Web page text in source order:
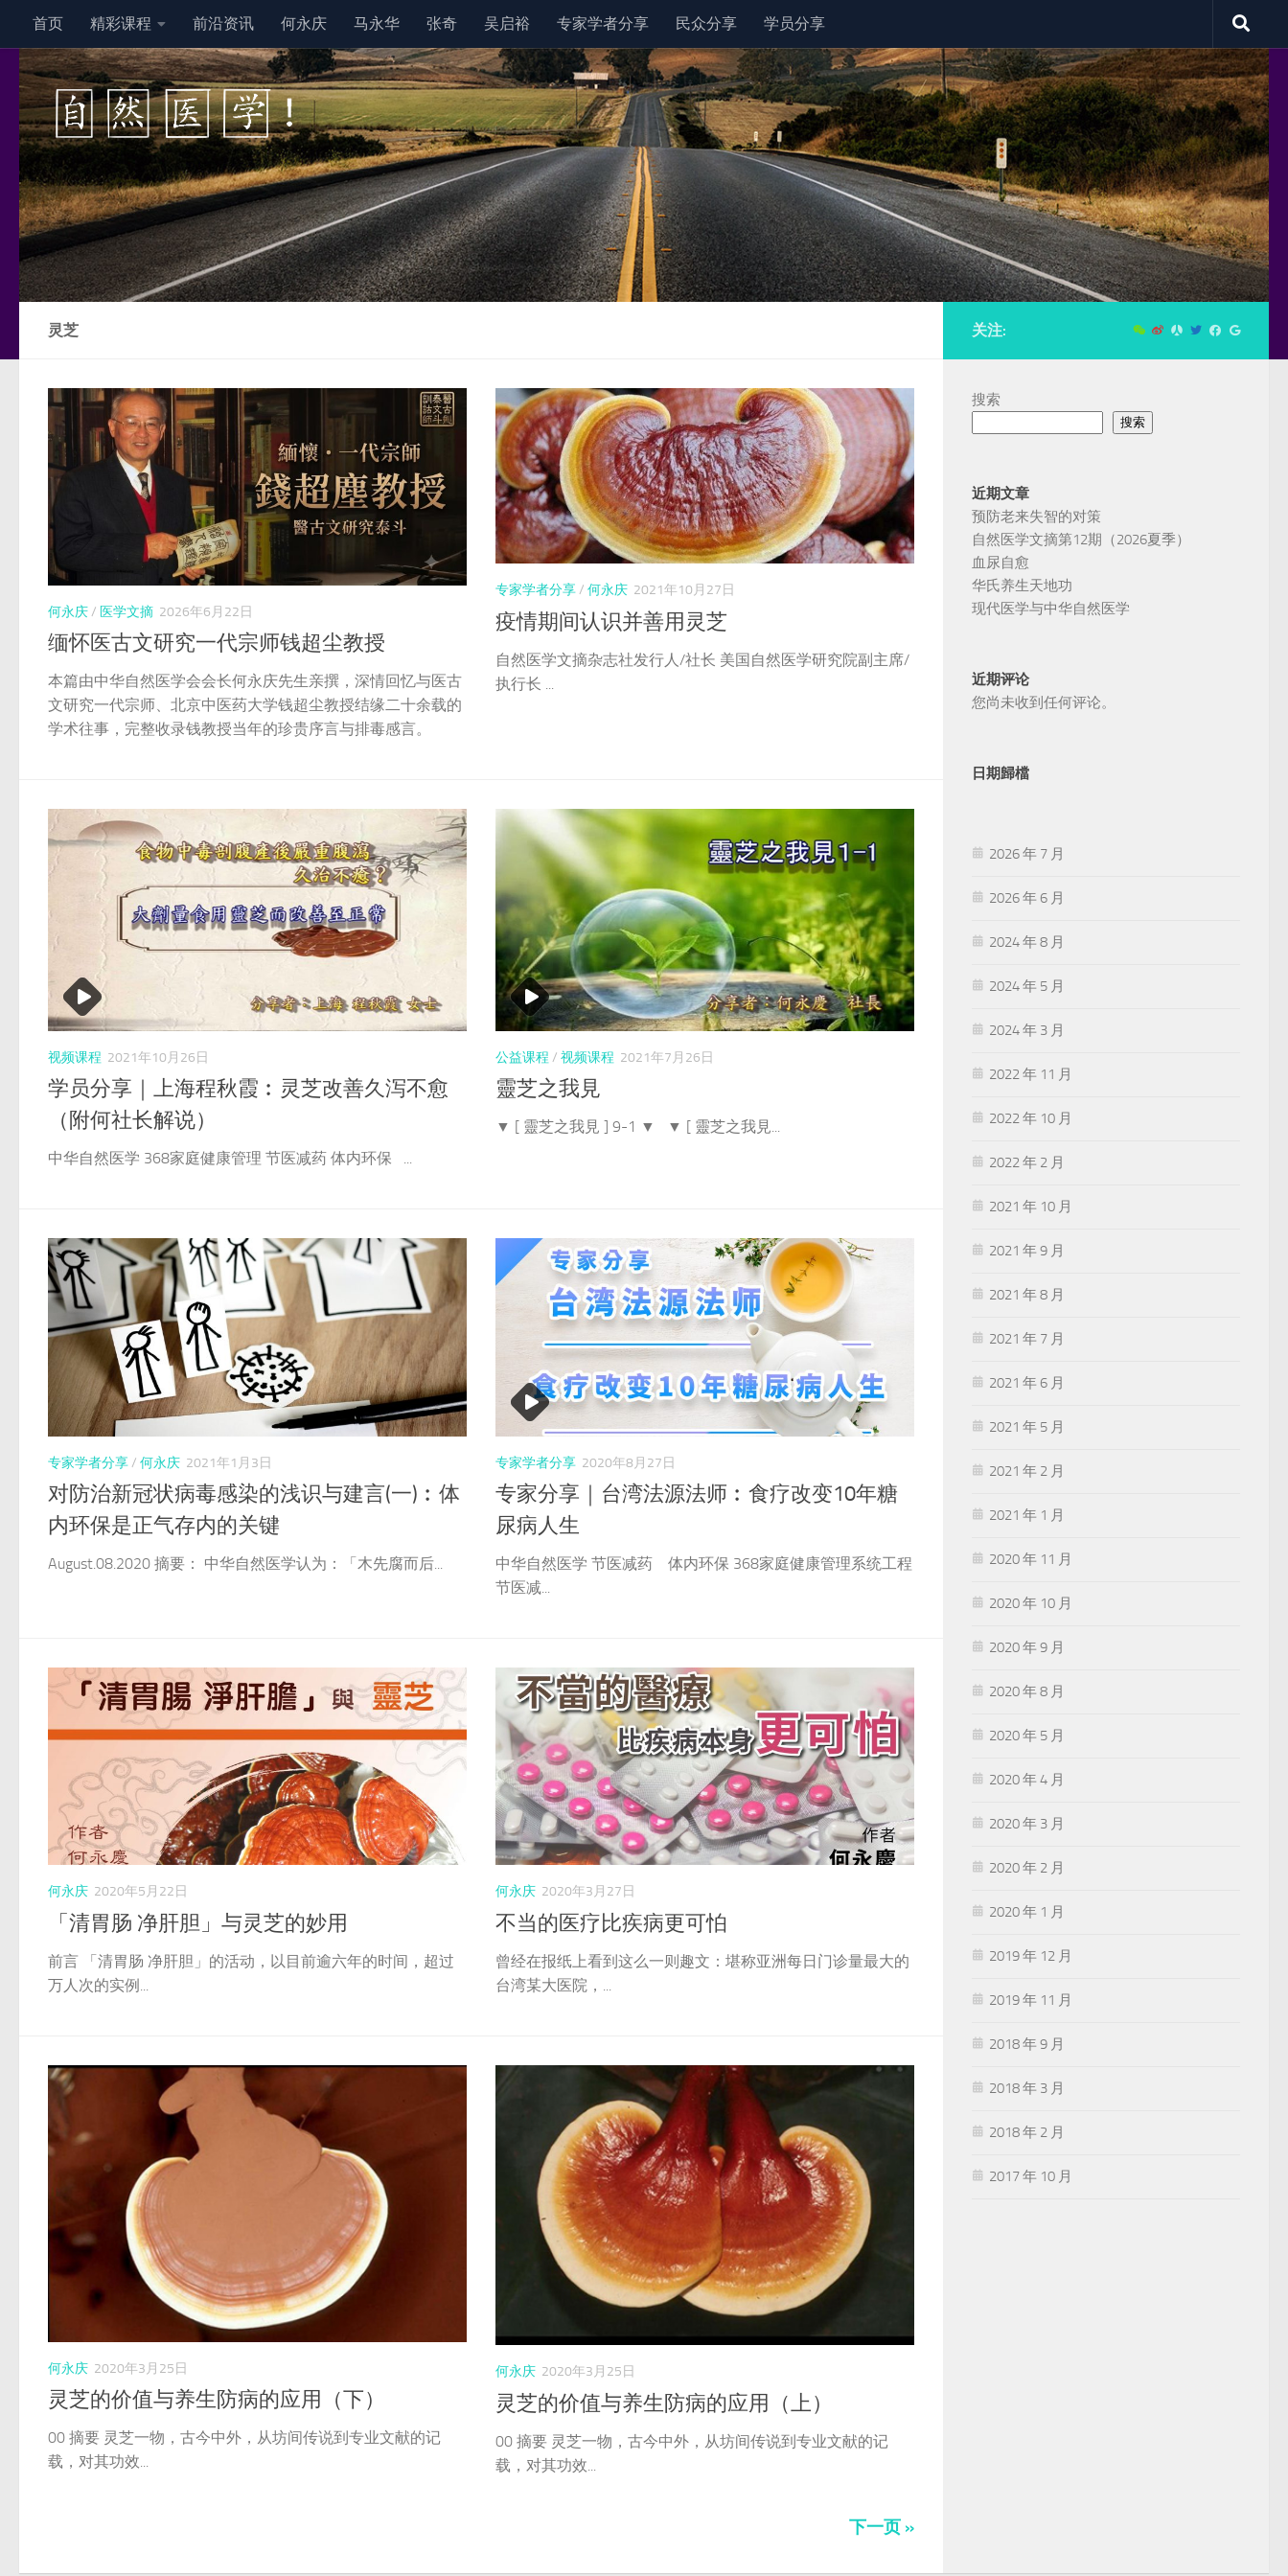
跳至内容
首页 精彩课程 前沿资讯 何永庆 马永华 张奇 吴启裕 专家学者分享 民众分享 学员分享
灵芝
何永庆/ 医学文摘 2026年6月22日
缅怀医古文研究一代宗师钱超尘教授
本篇由中华自然医学会会长何永庆先生亲撰，深情回忆与医古
文研究一代宗师、北京中医药大学钱超尘教授结缘二十余载的
学术往事，完整收录钱教授当年的珍贵序言与排毒感言。
专家学者分享/ 何永庆 2021年10月27日
疫情期间认识并善用灵芝
自然医学文摘杂志社发行人/社长 美国自然医学研究院副主席/
执行长 ​...
视频课程 2021年10月26日
学员分享｜上海程秋霞︰灵芝改善久泻不愈
（附何社长解说）
中华自然医学 368家庭健康管理 节医减药 体内环保 ...
公益课程 / 视频课程 2021年7月26日
靈芝之我見
▼ [ 靈芝之我見 ] 9-1 ▼ ▼ [ 靈芝之我見...
专家学者分享/ 何永庆 2021年1月3日
对防治新冠状病毒感染的浅识与建言(一)︰体
内环保是正气存内的关键
August.08.2020 摘要： 中华自然医学认为：「木先腐而后...
专家学者分享 2020年8月27日
专家分享｜台湾法源法师︰食疗改变10年糖
尿病人生
中华自然医学 节医减药 体内环保 368家庭健康管理系统工程
节医减...
何永庆 2020年5月22日
「清胃肠 净肝胆」与灵芝的妙用
前言 「清胃肠 净肝胆」的活动，以目前逾六年的时间，超过
万人次的实例...
何永庆 2020年3月27日
不当的医疗比疾病更可怕
曾经在报纸上看到这么一则趣文：堪称亚洲每日门诊量最大的
台湾某大医院，...
何永庆 2020年3月25日
灵芝的价值与养生防病的应用（下）
00 摘要 灵芝一物，古今中外，从坊间传说到专业文献的记
载，对其功效...
何永庆 2020年3月25日
灵芝的价值与养生防病的应用（上）
00 摘要 灵芝一物，古今中外，从坊间传说到专业文献的记
载，对其功效...
下一页 »
关注:
搜索
搜索
近期文章
预防老来失智的对策
自然医学文摘第12期（2026夏季）
血尿自愈
华氏养生天地功
现代医学与中华自然医学
近期评论
您尚未收到任何评论。
日期歸檔
2026 年 7 月
2026 年 6 月
2024 年 8 月
2024 年 5 月
2024 年 3 月
2022 年 11 月
2022 年 10 月
2022 年 2 月
2021 年 10 月
2021 年 9 月
2021 年 8 月
2021 年 7 月
2021 年 6 月
2021 年 5 月
2021 年 2 月
2021 年 1 月
2020 年 11 月
2020 年 10 月
2020 年 9 月
2020 年 8 月
2020 年 5 月
2020 年 4 月
2020 年 3 月
2020 年 2 月
2020 年 1 月
2019 年 12 月
2019 年 11 月
2018 年 9 月
2018 年 3 月
2018 年 2 月
2017 年 10 月